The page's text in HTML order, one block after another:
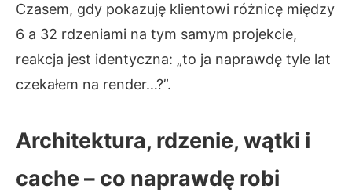
Czasem, gdy pokazuję klientowi różnicę między
6 a 32 rdzeniami na tym samym projekcie,
reakcja jest identyczna: „to ja naprawdę tyle lat
czekałem na render…?”.
Architektura, rdzenie, wątki i
cache – co naprawdę robi